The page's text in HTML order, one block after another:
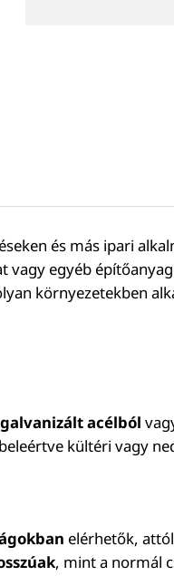
és más ipari
egyéb
környezetekben
galvanizált acélból
kültéri vagy
elérhetők,
, mint a normál